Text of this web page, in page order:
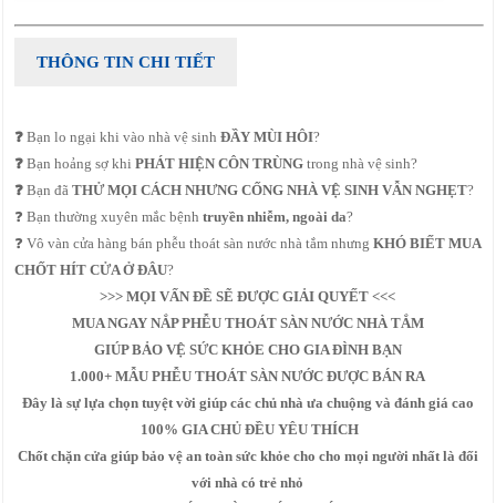
THÔNG TIN CHI TIẾT
❓Bạn lo ngại khi vào nhà vệ sinhĐẦY MÙI HÔI?
❓Bạn hoảng sợ khiPHÁT HIỆN CÔN TRÙNG trong nhà vệ sinh?
❓Bạn đãTHỬ MỌI CÁCH NHƯNG CỐNG NHÀ VỆ SINH VẪN NGHẸT?
❓ Bạn thường xuyên mắc bệnhtruyền nhiễm, ngoài da?
❓ Vô vàn cửa hàng bán phễu thoát sàn nước nhà tắm nhưngKHÓ BIẾT MUA
CHỐT HÍT CỬA Ở ĐÂU?
>>> MỌI VẤN ĐỀ SẼ ĐƯỢC GIẢI QUYẾT <<<
MUA NGAY NẮP PHỄU THOÁT SÀN NƯỚC NHÀ TẮM
GIÚP BẢO VỆ SỨC KHỎE CHO GIA ĐÌNH BẠN
1.000+ MẪU PHỄU THOÁT SÀN NƯỚC ĐƯỢC BÁN RA
Đây là sự lựa chọn tuyệt vời giúp các chủ nhà ưa chuộng và đánh giá cao
100% GIA CHỦ ĐỀU YÊU THÍCH
Chốt chặn cửa giúp bảo vệ an toàn sức khỏe cho cho mọi người nhất là đối
với nhà có trẻ nhỏ